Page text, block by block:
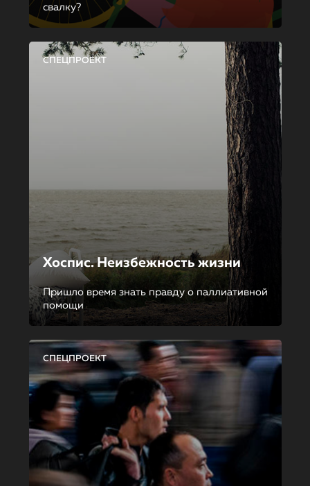
свалку?
СПЕЦПРОЕКТ
Хоспис. Неизбежность жизни
Пришло время знать правду о паллиативной
помощи
СПЕЦПРОЕКТ